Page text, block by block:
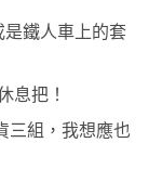
鐵人車上的套
息把！
三組，我想應也